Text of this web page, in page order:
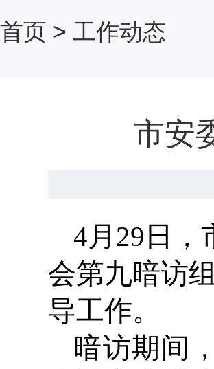
首页 > 工作动态
市安
4月 29 日，
会第九暗访
导工作。
暗访期间